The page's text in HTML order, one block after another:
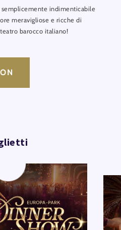
semplicemente indimenticabile
meravigliose e ricche di
barocco italiano!